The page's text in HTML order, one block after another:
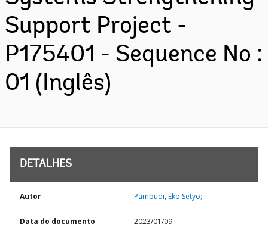
Support Project -
P175401 - Sequence No :
01 (Inglês)
DETALHES
Autor Pambudi, Eko Setyo;
Data do documento 2023/01/09